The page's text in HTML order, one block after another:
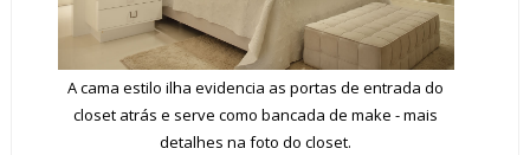
A cama estilo ilha evidencia as portas de entrada do
closet atrás e serve como bancada de make - mais
detalhes na foto do closet.